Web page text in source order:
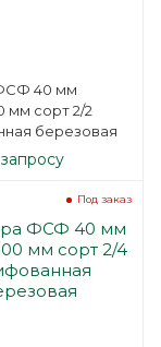
40 мм
мм сорт 2/2
березовая
Под заказ